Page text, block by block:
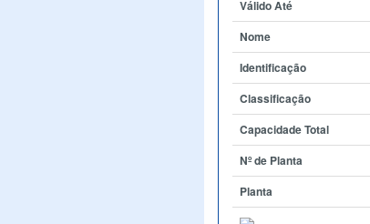
Válido Até
Nome
Identificação
Classificação
Capacidade Total
Nº de Planta
Planta